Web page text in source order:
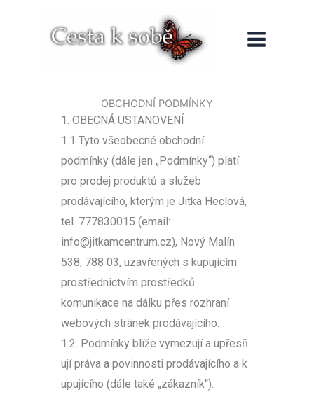
OBCHODNÍ PODMÍNKY
1. OBECNÁ USTANOVENÍ
1.1 Tyto všeobecné obchodní
podmínky (dále jen „Podmínky“) platí
pro prodej produktů a služeb
prodávajícího, kterým je Jitka Heclová,
tel. 777830015 (email:
info@jitkamcentrum.cz), Nový Malín
538, 788 03, uzavřených s kupujícím
prostřednictvím prostředků
komunikace na dálku přes rozhraní
webových stránek prodávajícího.
1.2. Podmínky blíže vymezují a upřesň
ují práva a povinnosti prodávajícího a k
upujícího (dále také „zákazník“).